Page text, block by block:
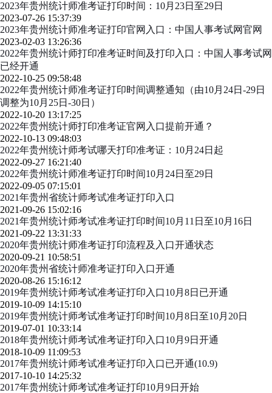
2023年贵州统计师准考证打印时间：10月23日至29日
2023-07-26 15:37:39
2023年贵州统计师准考证打印官网入口：中国人事考试网官网
2023-02-03 13:26:36
2022年贵州统计师打印准考证时间及打印入口：中国人事考试网
已经开通
2022-10-25 09:58:48
2022年贵州统计师准考证打印时间调整通知（由10月24日-29日
调整为10月25日-30日）
2022-10-20 13:17:25
2022年贵州统计师打印准考证官网入口提前开通？
2022-10-13 09:48:03
2022年贵州统计师考试哪天打印准考证：10月24日起
2022-09-27 16:21:40
2022年贵州统计师准考证打印时间10月24日至29日
2022-09-05 07:15:01
2021年贵州省统计师考试准考证打印入口
2021-09-26 15:02:16
2021年贵州统计师考试准考证打印时间10月11日至10月16日
2021-09-22 13:31:33
2020年贵州统计师准考证打印流程及入口开通状态
2020-09-21 10:58:51
2020年贵州省统计师准考证打印入口开通
2020-08-26 15:16:12
2019年贵州统计师考试准考证打印入口10月8日已开通
2019-10-09 14:15:10
2019年贵州统计师考试准考证打印时间10月8日至10月20日
2019-07-01 10:33:14
2018年贵州统计师考试准考证打印入口10月9日开通
2018-10-09 11:09:53
2017年贵州统计师考试准考证打印入口已开通(10.9)
2017-10-10 14:25:32
2017年贵州统计师考试准考证打印10月9日开始